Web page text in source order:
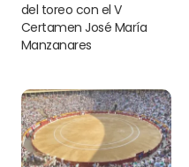
del toreo con el V
Certamen José María
Manzanares